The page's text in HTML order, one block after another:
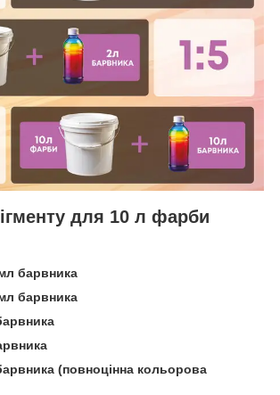
для 10 л фарби
барвника
барвника
(повноцінна кольорова